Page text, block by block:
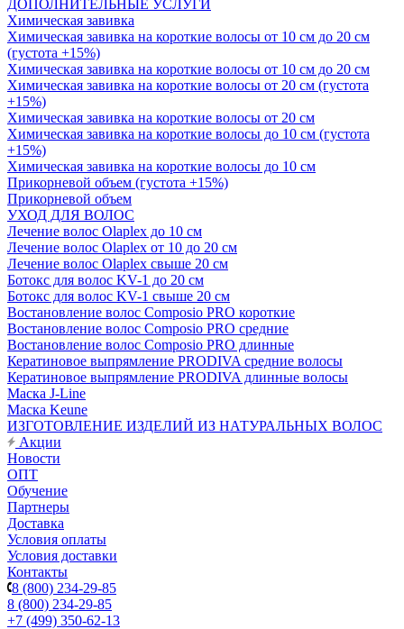
ДОПОЛНИТЕЛЬНЫЕ УСЛУГИ
Химическая завивка
Химическая завивка на короткие волосы от 10 см до 20 см
(густота +15%)
Химическая завивка на короткие волосы от 10 см до 20 см
Химическая завивка на короткие волосы от 20 см (густота
+15%)
Химическая завивка на короткие волосы от 20 см
Химическая завивка на короткие волосы до 10 см (густота
+15%)
Химическая завивка на короткие волосы до 10 см
Прикорневой объем (густота +15%)
Прикорневой объем
УХОД ДЛЯ ВОЛОС
Лечение волос Olapleх до 10 см
Лечение волос Olapleх от 10 до 20 см
Лечение волос Olapleх свыше 20 см
Ботокс для волос KV-1 до 20 см
Ботокс для волос KV-1 свыше 20 см
Востановление волос Composio PRO короткие
Востановление волос Composio PRO средние
Востановление волос Composio PRO длинные
Кератиновое выпрямление PRODIVA средние волосы
Кератиновое выпрямление PRODIVA длинные волосы
Маска J-Line
Маска Keune
ИЗГОТОВЛЕНИЕ ИЗДЕЛИЙ ИЗ НАТУРАЛЬНЫХ ВОЛОС
Акции
Новости
ОПТ
Обучение
Партнеры
Доставка
Условия оплаты
Условия доставки
Контакты
8 (800) 234-29-85
8 (800) 234-29-85
+7 (499) 350-62-13